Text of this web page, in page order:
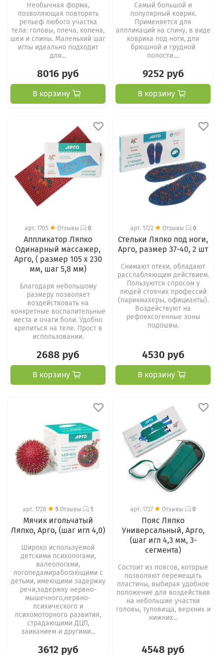
Необычная форма,
позволяющая повторять
рельеф любого участка
тела: головы, плеча, колена,
шеи и спины. Маленький шаг
иглы идеально подходит
для...
8016 руб
В корзину
Самый большой и
популярный коврик.
Применяется для
аппликаций на спину, в виде
коврика под ноги, для
брюшной и грудной
полости....
9252 руб
В корзину
арт. 1705 Отзывы 0
Аппликатор Ляпко
Одинарный массажер,
Арго, ( размер 105 х 230
мм, шаг 5,8 мм)
Благодаря небольшому
размеру позволяет
воздействовать на
конкретные воспалительные
места и очаги боли. Удобно
крепиться на теле. Прост в
использовании.
2688 руб
В корзину
арт. 1722 Отзывы 0
Стельки Ляпко под ноги,
Арго, размер 37-40, 2 шт
Снимают отеки, обладают
расслабляющим действием.
Пользуются спросом у
людей стоячих профессий
(парикмахеры, официанты).
Воздействуют на
рефлексогенные зоны
подошвы.
4530 руб
В корзину
арт. 1728 5 Отзывы 1
Мячик игольчатый
Ляпко, Арго, (шаг игл 4,0)
Широко используемой
детскими психологами,
валеологами,
логопедамиработающими с
детьми, имеющими задержку
речи,задержку нервно-
мышечного,нервно-
психического и
психомоторного развития,
страдающими ДЦП,
заиканием и другими...
3612 руб
арт. 1727 Отзывы 0
Пояс Ляпко
Универсальный, Арго,
(шаг игл 4,3 мм, 3-
сегмента)
Состоит из поясов, которые
позволяют перемещать
пластины, выбирая удобное
положение для воздействия
на небольшие участки
головы, туловища, верхних и
нижних...
4548 руб